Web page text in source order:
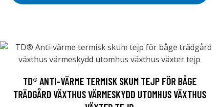
TD® ANTI-VÄRME TERMISK SKUM TEJP FÖR BÅGE
TRÄDGÅRD VÄXTHUS VÄRMESKYDD UTOMHUS VÄXTHUS